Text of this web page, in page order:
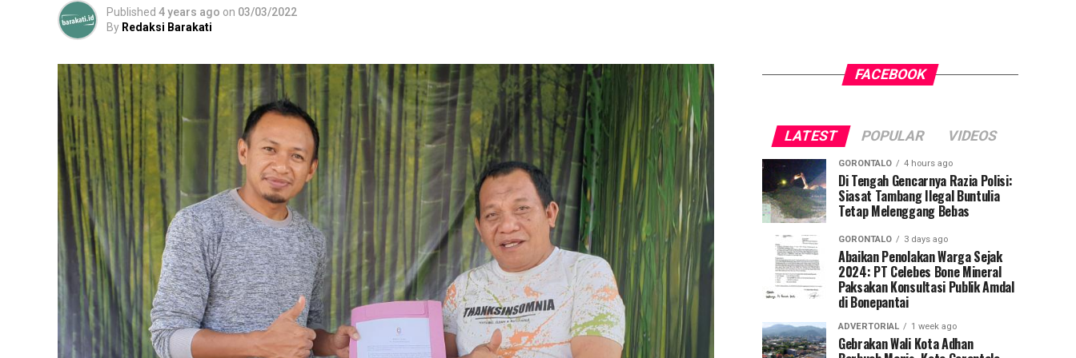
Published 4 years ago on 03/03/2022
By Redaksi Barakati
FACEBOOK
LATEST POPULAR VIDEOS
GORONTALO 4 hours ago
Di Tengah Gencarnya Razia Polisi:
Siasat Tambang Ilegal Buntulia
Tetap Melenggang Bebas
GORONTALO 3 days ago
Abaikan Penolakan Warga Sejak
2024: PT Celebes Bone Mineral
Paksakan Konsultasi Publik Amdal
di Bonepantai
ADVERTORIAL 1 week ago
Gebrakan Wali Kota Adhan